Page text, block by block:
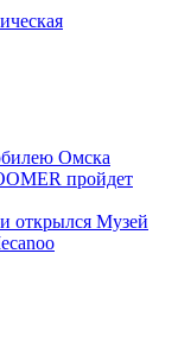
Омска
пройдет
открылся Музей